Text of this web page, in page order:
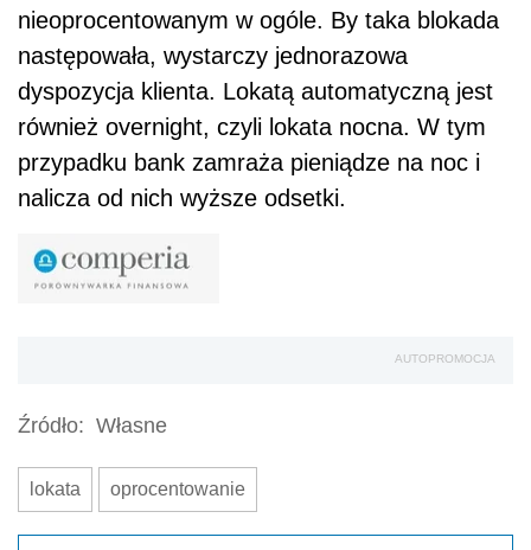
nieoprocentowanym w ogóle. By taka blokada
następowała, wystarczy jednorazowa
dyspozycja klienta. Lokatą automatyczną jest
również overnight, czyli lokata nocna. W tym
przypadku bank zamraża pieniądze na noc i
nalicza od nich wyższe odsetki.
AUTOPROMOCJA
Źródło: Własne
lokata oprocentowanie